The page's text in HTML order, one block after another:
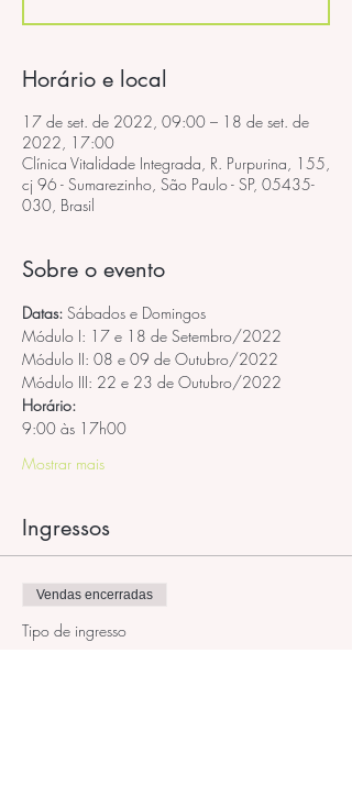
Horário e local
17 de set. de 2022, 09:00 – 18 de set. de
2022, 17:00
Clínica Vitalidade Integrada, R. Purpurina, 155,
cj 96 - Sumarezinho, São Paulo - SP, 05435-
030, Brasil
Sobre o evento
Datas: Sábados e Domingos
Módulo I: 17 e 18 de Setembro/2022
Módulo II: 08 e 09 de Outubro/2022
Módulo III: 22 e 23 de Outubro/2022
Horário:
9:00 às 17h00
Mostrar mais
Ingressos
Vendas encerradas
Tipo de ingresso